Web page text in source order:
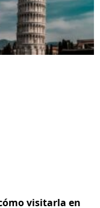
visitarla en